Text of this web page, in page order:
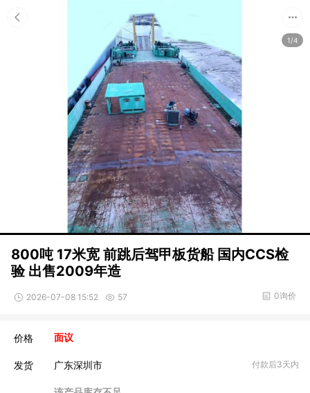
1/4
800吨 17米宽 前跳后驾甲板货船 国内CCS检
验 出售2009年造
2026-07-08 15:52 57 0询价
价格 面议
发货 广东深圳市 付款后3天内